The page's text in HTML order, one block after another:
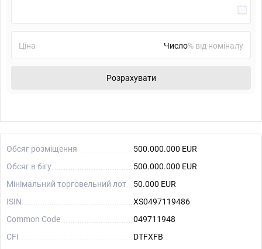
Ціна % від номіналу
Розрахувати
Обсяг розміщення
500.000.000 EUR
Обсяг в бігу
500.000.000 EUR
Мінімальний торговельний лот
50.000 EUR
ISIN
XS0497119486
Common Code
049711948
CFI
DTFXFB